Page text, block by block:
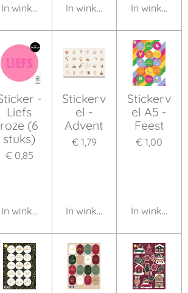
In winkelwagenIn winkelwagenIn
-
Liefs
roze (6
stuks)
€ 0,85
In winkelwagen
Stickerv
el -
Advent
€ 1,79
In winkelwagen
Stickerv
el A5 -
Feest
€ 1,00
In